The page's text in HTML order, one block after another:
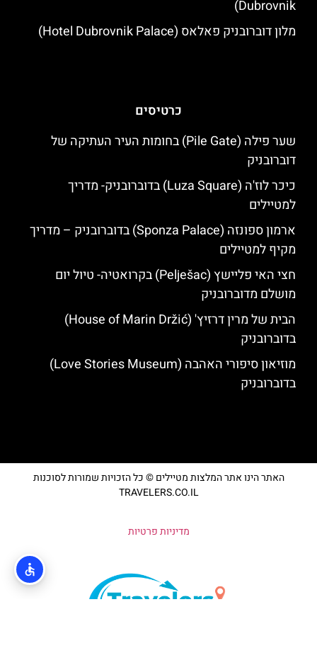
Dubrovnik)
מלון דוברובניק פאלאס (Hotel Dubrovnik Palace)
כרטיסים
שער פילה (Pile Gate) בחומות העיר העתיקה של
דוברובניק
כיכר לוז'ה (Luza Square) בדוברובניק- מדריך
למטיילים
ארמון ספונזה (Sponza Palace) בדוברובניק – מדריך
מקיף למטיילים
חצי האי פליישץ (Pelješac) בקרואטיה- טיול יום
מושלם מדוברובניק
הבית של מרין דרזיץ' (House of Marin Držić)
בדוברובניק
מוזיאון סיפורי האהבה (Love Stories Museum)
בדוברובניק
האתר הינו אתר המלצות מטיילים © כל הזכויות שמורות לסוכנות
TRAVELERS.CO.IL
מדיניות פרטיות